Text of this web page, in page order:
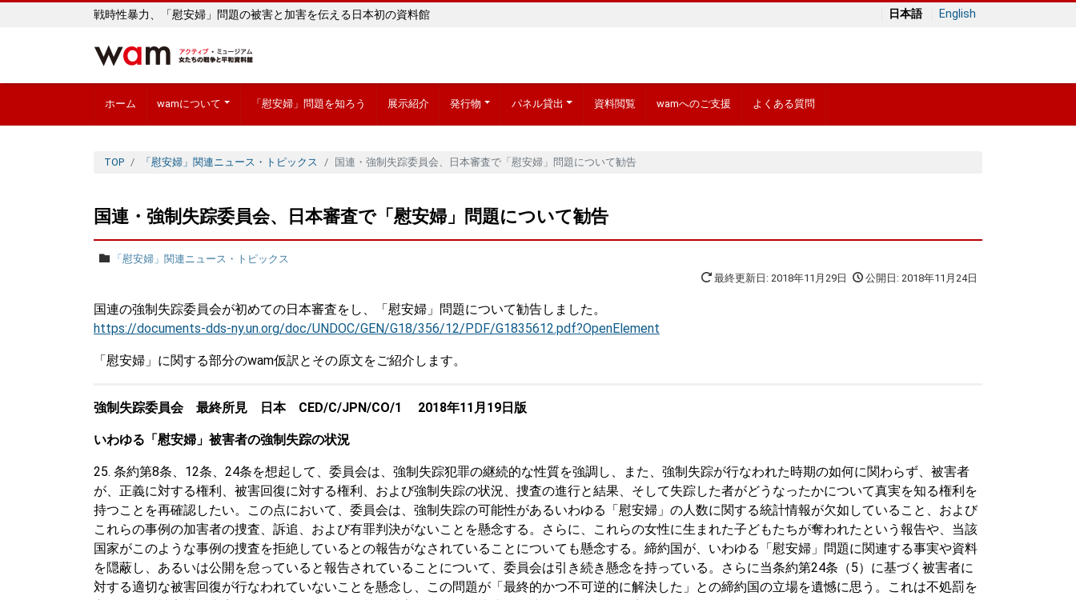
日本語 English
戦時性暴力、「慰安婦」問題の被害と加害を伝える日本初の資料館
ホーム wamについて 「慰安婦」問題を知ろう 展示紹介 発行物 パネル貸出 資料閲覧 wamへのご支援 よくある質問
TOP 「慰安婦」関連ニュース・トピックス 国連・強制失踪委員会、日本審査で「慰安婦」問題について勧告
国連・強制失踪委員会、日本審査で「慰安婦」問題について勧告
「慰安婦」関連ニュース・トピックス
最終更新日: 2018年11月29日
公開日: 2018年11月24日
国連の強制失踪委員会が初めての日本審査をし、「慰安婦」問題について勧告しました。
https://documents-dds-ny.un.org/doc/UNDOC/GEN/G18/356/12/PDF/G1835612.pdf?OpenElement
「慰安婦」に関する部分のwam仮訳とその原文をご紹介します。
強制失踪委員会 最終所見 日本 CED/C/JPN/CO/1 2018年11月19日版
いわゆる「慰安婦」被害者の強制失踪の状況
25. 条約第8条、12条、24条を想起して、委員会は、強制失踪犯罪の継続的な性質を強調し、また、強制失踪が行なわれた時期の如何に関わらず、被害者
が、正義に対する権利、被害回復に対する権利、および強制失踪の状況、捜査の進行と結果、そして失踪した者がどうなったかについて真実を知る権利を
持つことを再確認したい。この点において、委員会は、強制失踪の可能性があるいわゆる「慰安婦」の人数に関する統計情報が欠如していること、および
これらの事例の加害者の捜査、訴追、および有罪判決がないことを懸念する。さらに、これらの女性に生まれた子どもたちが奪われたという報告や、当該
国家がこのような事例の捜査を拒絶しているとの報告がなされていることについても懸念する。締約国が、いわゆる「慰安婦」問題に関連する事実や資料
を隠蔽し、あるいは公開を怠っていると報告されていることについて、委員会は引き続き懸念を持っている。さらに当条約第24条（5）に基づく被害者に
対する適切な被害回復が行なわれていないことを懸念し、この問題が「最終的かつ不可逆的に解決した」との締約国の立場を遺憾に思う。これは不処罰を